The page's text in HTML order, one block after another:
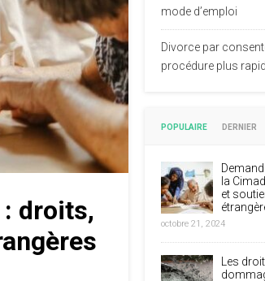
droits,
mode d’emploi
Divorce par
procédure plus
POPULAIRE DERNIER
la
et
octobre 21, 2024
Les